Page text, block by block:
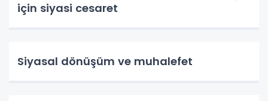
için siyasi cesaret
Siyasal dönüşüm ve muhalefet